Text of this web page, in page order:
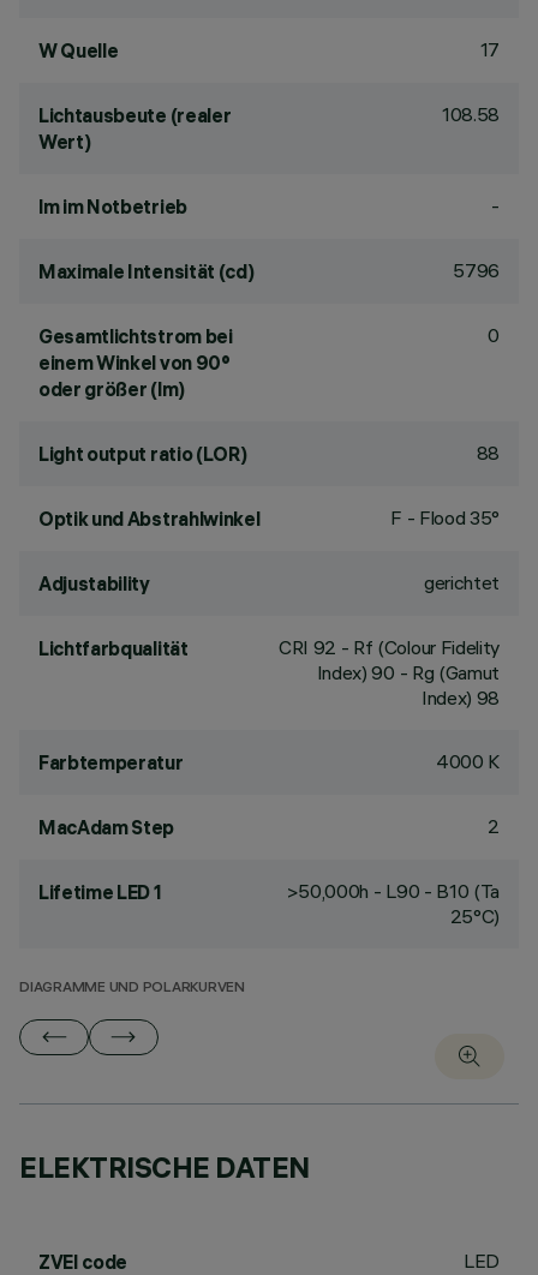
W Quelle 17
Lichtausbeute (realer
Wert)
108.58
lm im Notbetrieb -
Maximale Intensität (cd) 5796
Gesamtlichtstrom bei
einem Winkel von 90°
oder größer (lm)
0
Light output ratio (LOR) 88
Optik und Abstrahlwinkel F - Flood 35°
Adjustability gerichtet
Lichtfarbqualität CRI 92 - Rf (Colour Fidelity
Index) 90 - Rg (Gamut
Index) 98
Farbtemperatur 4000 K
MacAdam Step 2
Lifetime LED 1
>50,000h - L90 - B10 (Ta
25°C)
DIAGRAMME UND POLARKURVEN
ELEKTRISCHE DATEN
ZVEI code LED